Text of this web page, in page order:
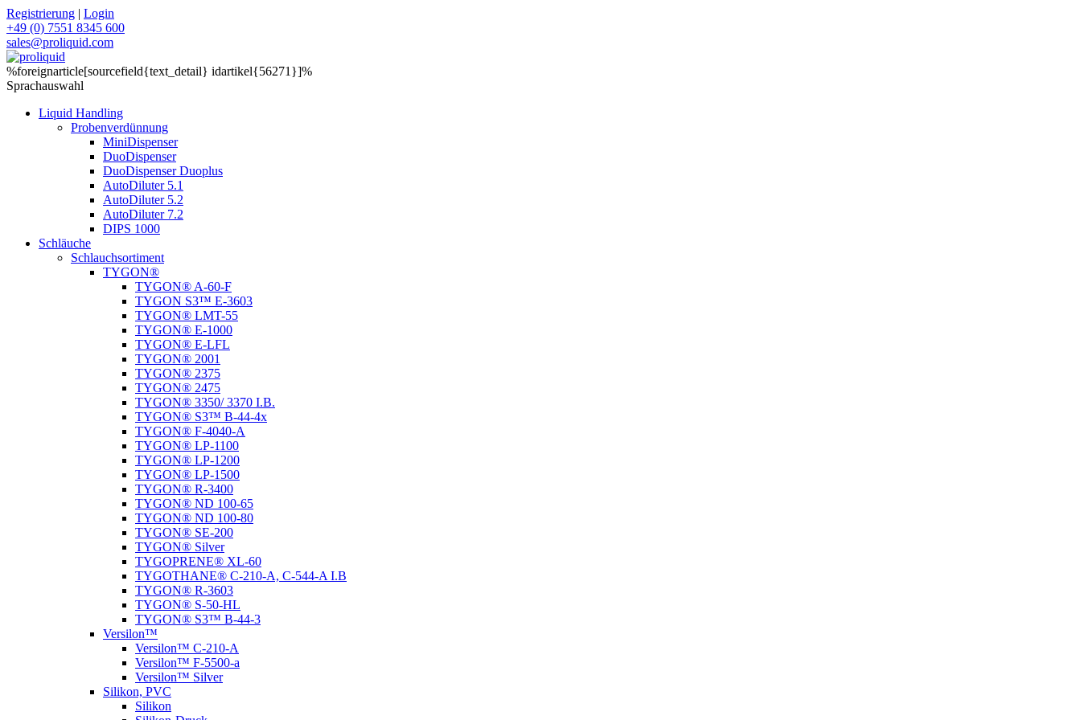
Registrierung | Login
+49 (0) 7551 8345 600
sales@proliquid.com
%foreignarticle[sourcefield{text_detail} idartikel{56271}]%
Sprachauswahl
Liquid Handling
Probenverdünnung
MiniDispenser
DuoDispenser
DuoDispenser Duoplus
AutoDiluter 5.1
AutoDiluter 5.2
AutoDiluter 7.2
DIPS 1000
Schläuche
Schlauchsortiment
TYGON®
TYGON® A-60-F
TYGON S3™ E-3603
TYGON® LMT-55
TYGON® E-1000
TYGON® E-LFL
TYGON® 2001
TYGON® 2375
TYGON® 2475
TYGON® 3350/ 3370 I.B.
TYGON® S3™ B-44-4x
TYGON® F-4040-A
TYGON® LP-1100
TYGON® LP-1200
TYGON® LP-1500
TYGON® R-3400
TYGON® ND 100-65
TYGON® ND 100-80
TYGON® SE-200
TYGON® Silver
TYGOPRENE® XL-60
TYGOTHANE® C-210-A, C-544-A I.B
TYGON® R-3603
TYGON® S-50-HL
TYGON® S3™ B-44-3
Versilon™
Versilon™ C-210-A
Versilon™ F-5500-a
Versilon™ Silver
Silikon, PVC
Silikon